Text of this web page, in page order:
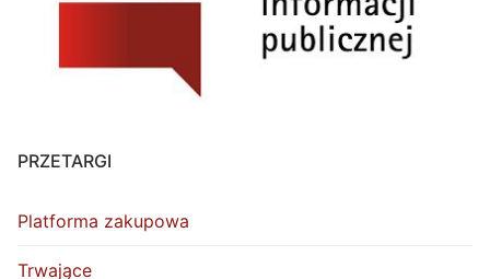
PRZETARGI
Platforma zakupowa
Trwające